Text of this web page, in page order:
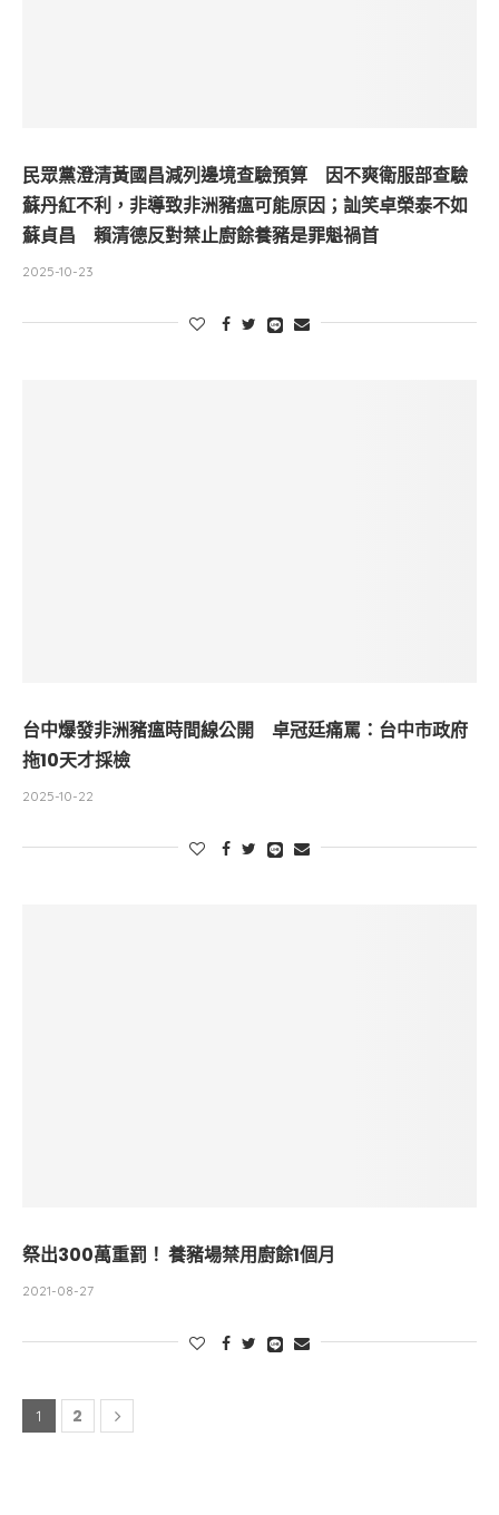
民眾黨澄清黃國昌減列邊境查驗預算 因不爽衛服部查驗
蘇丹紅不利，非導致非洲豬瘟可能原因；訕笑卓榮泰不如
蘇貞昌 賴清德反對禁止廚餘養豬是罪魁禍首
2025-10-23
台中爆發非洲豬瘟時間線公開 卓冠廷痛罵：台中市政府
拖10天才採檢
2025-10-22
祭出300萬重罰！ 養豬場禁用廚餘1個月
2021-08-27
1 2